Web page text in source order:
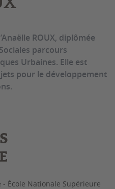
ROUX, diplômée
parcours
Urbaines. Elle est
pour le développement
- École Nationale Supérieure